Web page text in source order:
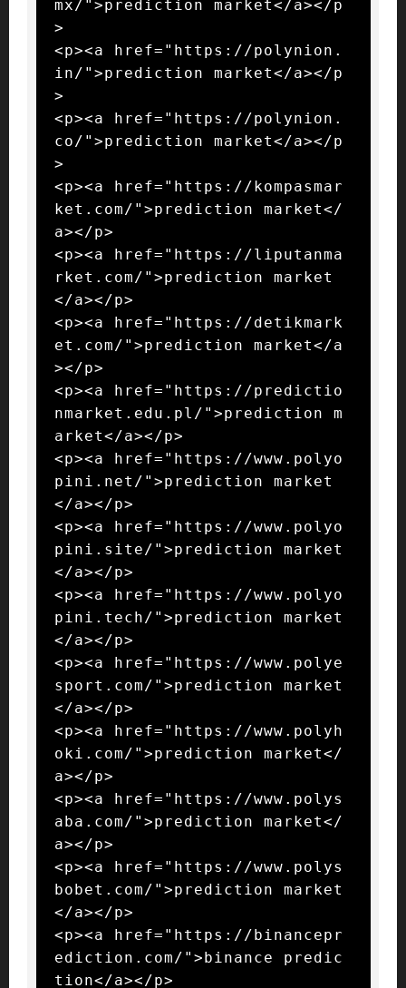
mx/">prediction market</a></p
>
<p><a href="https://polynion.
in/">prediction market</a></p
>
<p><a href="https://polynion.
co/">prediction market</a></p
>
<p><a href="https://kompasmar
ket.com/">prediction market</
a></p>
<p><a href="https://liputanma
rket.com/">prediction market
</a></p>
<p><a href="https://detikmark
et.com/">prediction market</a
></p>
<p><a href="https://predictio
nmarket.edu.pl/">prediction m
arket</a></p>
<p><a href="https://www.polyo
pini.net/">prediction market
</a></p>
<p><a href="https://www.polyo
pini.site/">prediction market
</a></p>
<p><a href="https://www.polyo
pini.tech/">prediction market
</a></p>
<p><a href="https://www.polye
sport.com/">prediction market
</a></p>
<p><a href="https://www.polyh
oki.com/">prediction market</
a></p>
<p><a href="https://www.polys
aba.com/">prediction market</
a></p>
<p><a href="https://www.polys
bobet.com/">prediction market
</a></p>
<p><a href="https://binancepr
ediction.com/">binance predic
tion</a></p>